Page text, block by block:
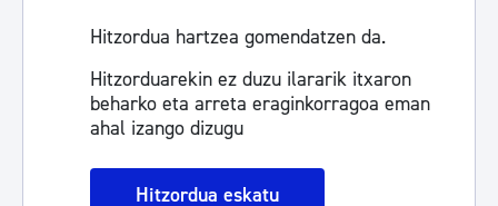
Hitzordua hartzea gomendatzen da.
Hitzorduarekin ez duzu ilararik itxaron
beharko eta arreta eraginkorragoa eman
ahal izango dizugu
Hitzordua eskatu